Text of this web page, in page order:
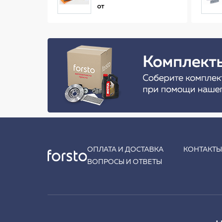
(34 см)
от
ОПЛАТА И ДОСТАВКА
КОНТАКТЫ
ВОПРОСЫ И ОТВЕТЫ